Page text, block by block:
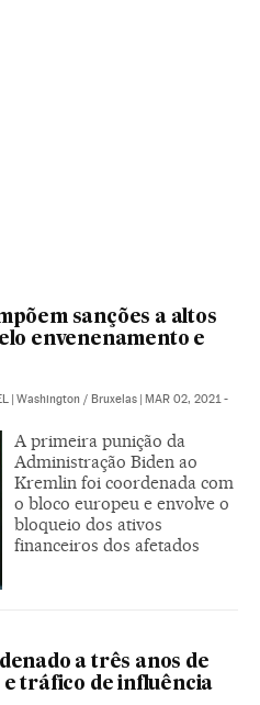
sanções a altos
envenenamento e
| Washington / Bruxelas | MAR 02, 2021 -
A primeira punição da
Administração Biden ao
Kremlin foi coordenada com
o bloco europeu e envolve o
bloqueio dos ativos
financeiros dos afetados
a três anos de
tráfico de influência